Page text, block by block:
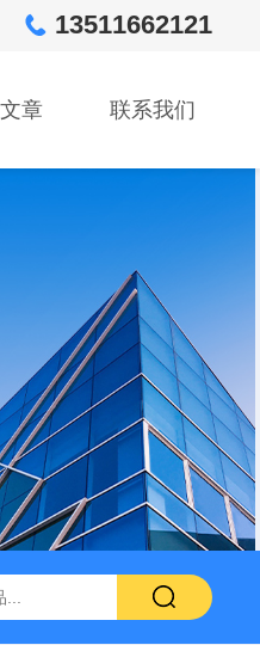
13511662121
章 联系我们
冻水浴恒温振荡器厂家